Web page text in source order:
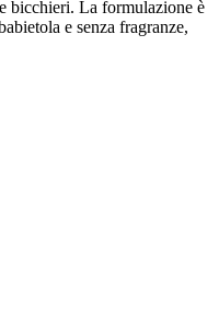
bicchieri. La formulazione è
e senza fragranze,